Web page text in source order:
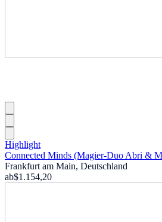
Highlight
Connected Minds (Magier-Duo Abri &
Frankfurt am Main, Deutschland
ab$1.154,20